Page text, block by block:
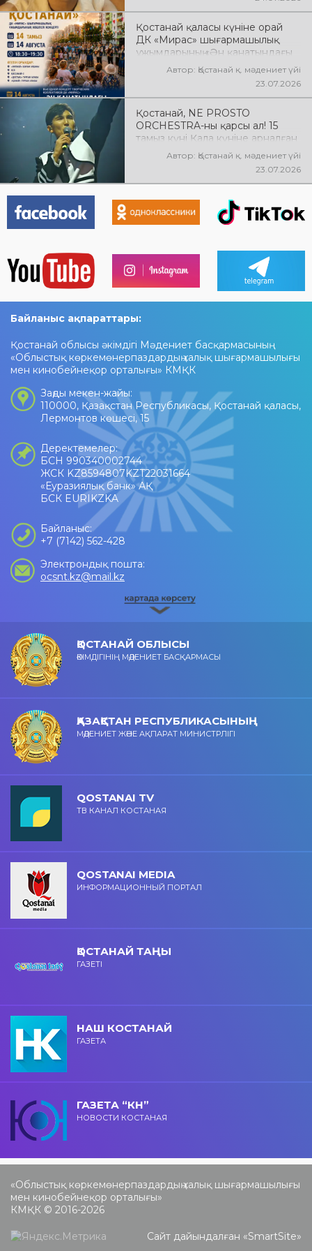
Қостанай қаласы күніне орай
ДК «Мирас» шығармашылық
ұжымдарының «Ән қанатындағы
Қостанай» көшпелі концерті
өтеді! Баршаңызды мерекелік
Автор: Қостанай қ. мәдениет үйі
23.07.2026
Қостанай, NE PROSTO
ORCHESTRA-ны қарсы ал! 15
тамыз күні Қала күніне арналған
мерекелік концертте NE
PROSTO ORCHESTRA өнер
көрсетеді! @ne_prosto_orchestra
Автор: Қостанай қ. мәдениет үйі
23.07.2026
Байланыс ақпараттары:
Қостанай облысы әкімдігі Мәдениет басқармасының
«Облыстық көркемөнерпаздардың халық шығармашылығы
мен кинобейнеқор орталығы» КМҚК
Заңды мекен-жайы:
110000, Қазақстан Республикасы, Қостанай қаласы,
Лермонтов көшесі, 15
Деректемелер:
БСН 990340002744
ЖСК KZ8594807KZT22031664
«Еуразиялық банк» АҚ
БСК EURIKZKA
Байланыс:
+7 (7142) 562-428
Электрондық пошта:
ocsnt.kz@mail.kz
ҚОСТАНАЙ ОБЛЫСЫ
ӘКІМДІГІНІҢ МӘДЕНИЕТ БАСҚАРМАСЫ
ҚАЗАҚСТАН РЕСПУБЛИКАСЫНЫҢ
МӘДЕНИЕТ ЖӘНЕ АҚПАРАТ МИНИСТРЛІГІ
QOSTANAI TV
ТВ КАНАЛ КОСТАНАЯ
QOSTANAI MEDIA
ИНФОРМАЦИОННЫЙ ПОРТАЛ
ҚОСТАНАЙ ТАҢЫ
ГАЗЕТІ
НАШ КОСТАНАЙ
ГАЗЕТА
ГАЗЕТА “КН”
НОВОСТИ КОСТАНАЯ
«Облыстық көркемөнерпаздардың халық шығармашылығы
мен кинобейнеқор орталығы»
КМҚК © 2016-2026
Сайт дайындалған «SmartSite»